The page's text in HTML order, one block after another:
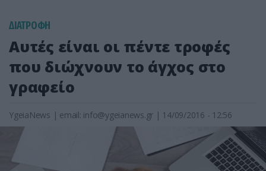
ΔΙΑΤΡΟΦΗ
Αυτές είναι οι πέντε τροφές
που διώχνουν το άγχος στο
γραφείο
YgeiaNews | email: info@ygeianews.gr | 14/09/2016 - 12:56